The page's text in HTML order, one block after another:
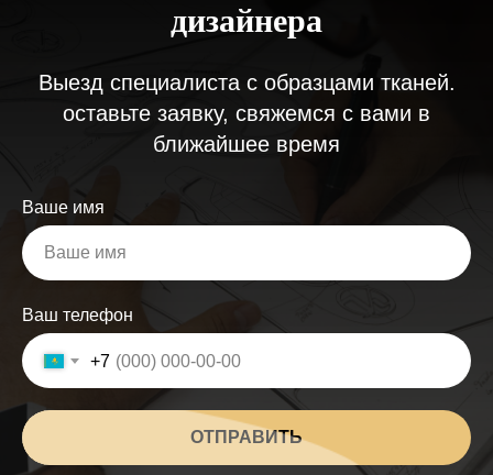
дизайнера
Выезд специалиста с образцами тканей.
оставьте заявку, свяжемся с вами в
ближайшее время
Ваше имя
Ваш телефон
+7
ОТПРАВИТЬ